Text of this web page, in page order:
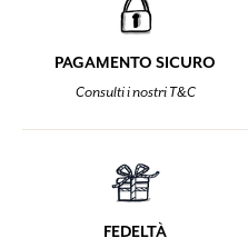
PAGAMENTO SICURO
Consulti i nostri T&C
FEDELTÀ